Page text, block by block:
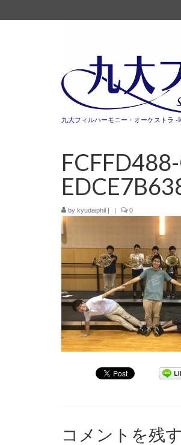
九大フィルハーモニー・オーケストラ -
by kyudaiphil | | 0
コメントを残す